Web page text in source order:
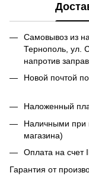
Самовывоз из
Тернополь, ул.
напротив
Новой почтой
Наложенный
Наличными при
магазина)
Оплата на счет
Гарантия от